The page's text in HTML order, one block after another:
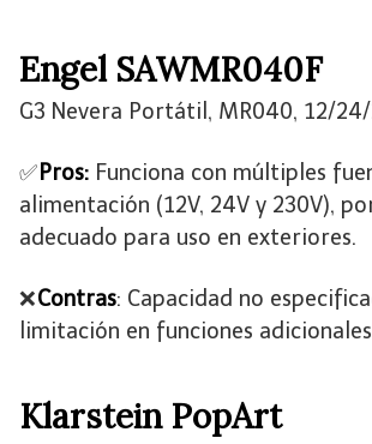
Engel SAWMR040F
G3 Nevera Portátil, MR040, 12/
✅ Pros: Funciona con múltiples
alimentación (12V, 24V y 230V),
adecuado para uso en exteriores.
❌Contras: Capacidad no
limitación en funciones
Klarstein PopArt